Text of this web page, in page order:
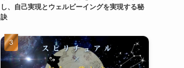
し、自己実現とウェルビーイングを実現する秘
訣